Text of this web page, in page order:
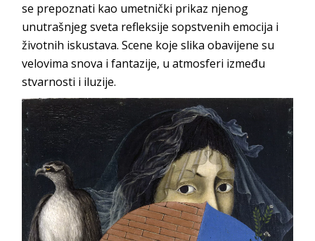
se prepoznati kao umetnički prikaz njenog
unutrašnjeg sveta refleksije sopstvenih emocija i
životnih iskustava. Scene koje slika obavijene su
velovima snova i fantazije, u atmosferi između
stvarnosti i iluzije.